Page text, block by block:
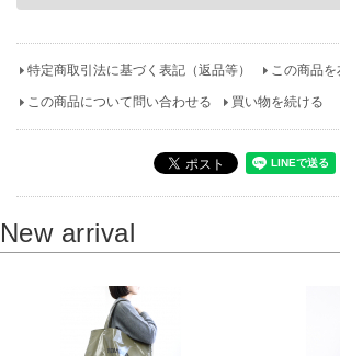
特定商取引法に基づく表記（返品等） この商品
この商品について問い合わせる 買い物を続ける
New arrival